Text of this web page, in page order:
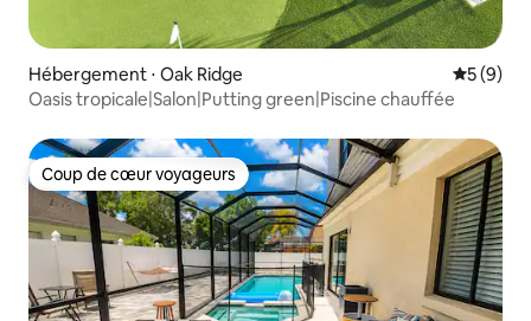
Hébergement ⋅ Oak Ridge
5 (9)
Oasis tropicale|Salon|Putting green|Piscine chauffée
Coup de cœur voyageurs
Coup de cœur voyageurs